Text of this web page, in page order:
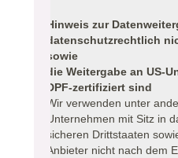
Hinweis zur
datenschutzrechtlich
sowie
die Weitergabe an US-
DPF-zertifiziert sind
Wir verwenden unter
Unternehmen mit Sitz in
sicheren Drittstaaten
Anbieter nicht nach dem